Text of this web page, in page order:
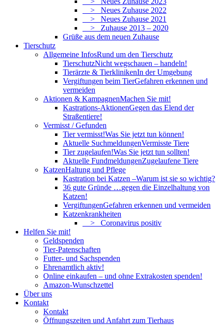
> Neues Zuhause 2022
> Neues Zuhause 2021
> Zuhause 2013 – 2020
Grüße aus dem neuen Zuhause
Tierschutz
Allgemeine InfosRund um den Tierschutz
TierschutzNicht wegschauen – handeln!
Tierärzte & TierklinikenIn der Umgebung
Vergiftungen beim TierGefahren erkennen und
vermeiden
Aktionen & KampagnenMachen Sie mit!
Kastrations-AktionenGegen das Elend der
Straßentiere!
Vermisst / Gefunden
Tier vermisst!Was Sie jetzt tun können!
Aktuelle SuchmeldungenVermisste Tiere
Tier zugelaufen!Was Sie jetzt tun sollten!
Aktuelle FundmeldungenZugelaufene Tiere
KatzenHaltung und Pflege
Kastration bei Katzen –Warum ist sie so wichtig?
36 gute Gründe …gegen die Einzelhaltung von
Katzen!
VergiftungenGefahren erkennen und vermeiden
Katzenkrankheiten
> Coronavirus positiv
Helfen Sie mit!
Geldspenden
Tier-Patenschaften
Futter- und Sachspenden
Ehrenamtlich aktiv!
Online einkaufen – und ohne Extrakosten spenden!
Amazon-Wunschzettel
Über uns
Kontakt
Kontakt
Öffnungszeiten und Anfahrt zum Tierhaus